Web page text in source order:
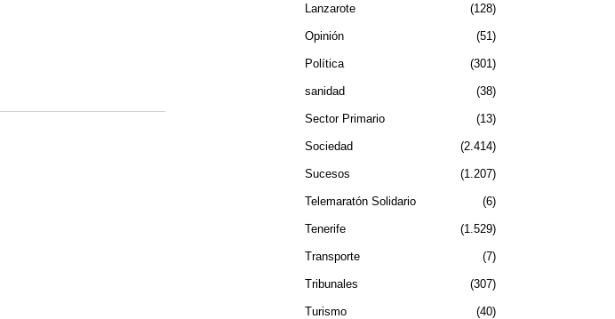
Lanzarote 128
Opinión 51
Política 301
sanidad 38
Sector Primario 13
Sociedad 2.414
Sucesos 1.207
Telemaratón Solidario 6
Tenerife 1.529
Transporte 7
Tribunales 307
Turismo 40